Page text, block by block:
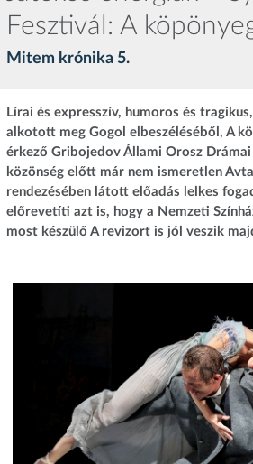
Fesztivál: A
Mitem krónika 5.
Lírai és expresszív, humoros és
alkotott meg Gogol elbeszéléséből, A
érkező Gribojedov Állami Orosz Drámai
közönség előtt már nem ismeretlen
rendezésében látott előadás lelkes
előrevetíti azt is, hogy a Nemzeti
most készülő A revizort is jól veszik